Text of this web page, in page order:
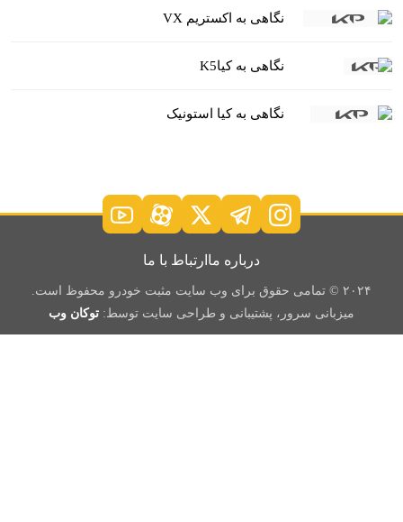
نگاهی به اکستریم VX
نگاهی به کیاK5
نگاهی به کیا استونیک
درباره ما ارتباط با ما
۲۰۲۴ © تمامی حقوق برای وب سایت مثبت خودرو محفوظ است.
میزبانی سرور، پشتیبانی و طراحی سایت توسط: توکان وب